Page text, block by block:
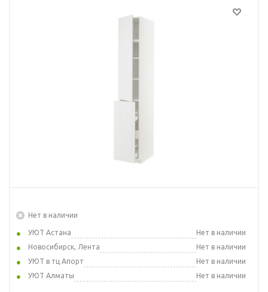
Нет в наличии
УЮТ Астана
Нет в наличии
Новосибирск, Лента
Нет в наличии
УЮТ в тц Апорт
Нет в наличии
УЮТ Алматы
Нет в наличии